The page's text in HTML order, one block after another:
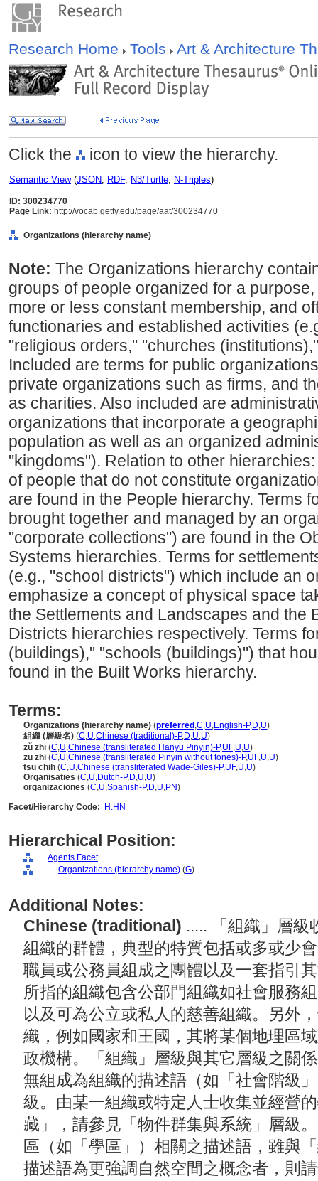
Research Home Tools Art & Architecture
Click the icon to view the hierarchy.
Semantic View(JSON, RDF, N3/Turtle, N-Triples)
ID: 300234770
Page Link: http://vocab.getty.edu/page/aat/300234770
Organizations (hierarchy name)
Note: The Organizations hierarchy
groups of people organized for a
more or less constant membership, and
functionaries and established activities
"religious orders," "churches
Included are terms for public
private organizations such as firms, and
as charities. Also included are
organizations that incorporate a
population as well as an organized
"kingdoms"). Relation to other
of people that do not constitute
are found in the People hierarchy. Terms
brought together and managed by an
"corporate collections") are found in the
Systems hierarchies. Terms for
(e.g., "school districts") which include an
emphasize a concept of physical space
the Settlements and Landscapes and the
Districts hierarchies respectively. Terms
(buildings)," "schools (buildings)") that
found in the Built Works hierarchy.
Terms:
Organizations (hierarchy name) (preferred ,C,U,English-P,D,U)
組織 (層級名) (C,U,Chinese (traditional)-P,D,U,U)
zǔ zhī(C,U,Chinese (transliterated Hanyu Pinyin)-P,UF,U,U)
zu zhi (C,U,Chinese (transliterated Pinyin without tones)-P,UF,U,U)
tsu chih (C,U,Chinese (transliterated Wade-Giles)-P,UF,U,U)
Organisaties (C,U,Dutch-P,D,U,U)
organizaciones (C,U,Spanish-P,D,U,PN)
Facet/Hierarchy Code:
H.HN
Hierarchical Position:
Agents Facet
.... Organizations (hierarchy name) (G)
Additional Notes:
Chinese (traditional) ..... 「組織」層級
組織的群體，典型的特質包括或多或少
職員或公務員組成之團體以及一套指引
所指的組織包含公部門組織如社會服務
以及可為公立或私人的慈善組織。另外
織，例如國家和王國，其將某個地理區
政機構。「組織」層級與其它層級之關
無組成為組織的描述語（如「社會階級
級。由某一組織或特定人士收集並經營
藏」，請參見「物件群集與系統」層級
區（如「學區」）相關之描述語，雖與
描述語為更強調自然空間之概念者，則